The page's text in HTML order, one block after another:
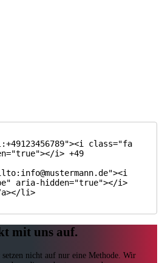
i> +49
aria-hidden="true"></i>
a></li>
mit uns auf.
nicht auf nur eine Methode. Wir